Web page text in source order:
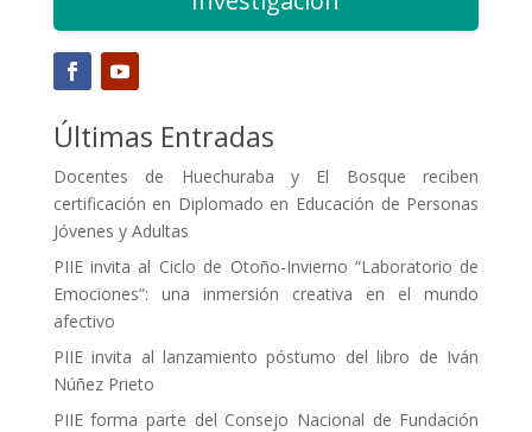
Últimas Entradas
Docentes de Huechuraba y El Bosque reciben
certificación en Diplomado en Educación de Personas
Jóvenes y Adultas
PIIE invita al Ciclo de Otoño-Invierno “Laboratorio de
Emociones”: una inmersión creativa en el mundo
afectivo
PIIE invita al lanzamiento póstumo del libro de Iván
Núñez Prieto
PIIE forma parte del Consejo Nacional de Fundación